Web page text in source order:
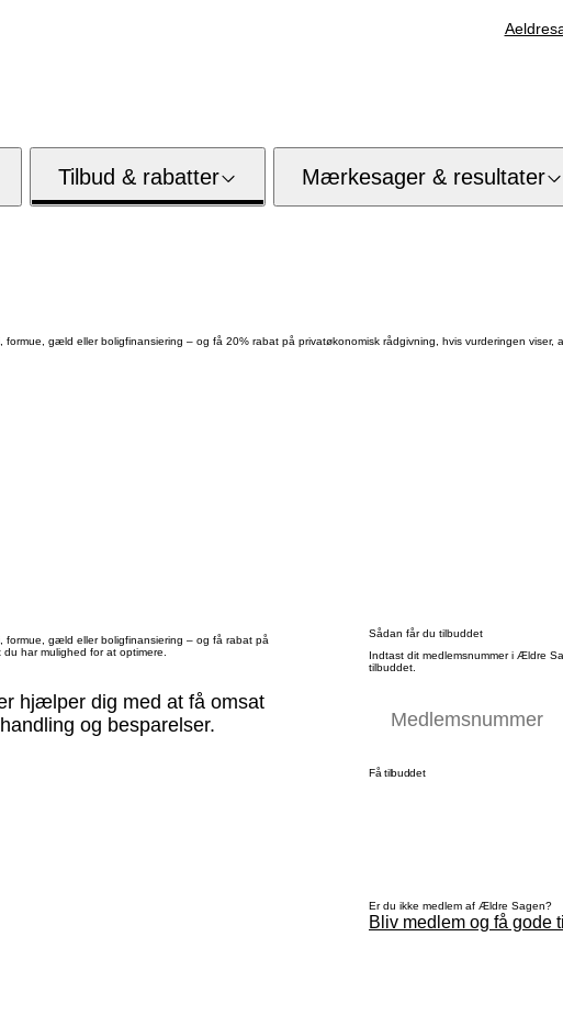
Tilbud & rabatter Mærkesager & resultater
gæld eller boligfinansiering – og få 20% rabat på privatøkonomisk rådgivning, hvis vurderingen viser,
formue, gæld eller boligfinansiering – og få rabat på
har mulighed for at optimere.
hjælper dig med at få omsat
og besparelser.
Sådan får du tilbuddet
Indtast dit medlemsnummer i Ældre
tilbuddet.
Få tilbuddet
Er du ikke medlem af Ældre Sagen?
Bliv medlem og få gode